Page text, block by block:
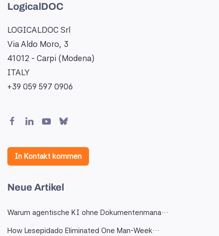
LogicalDOC
LOGICALDOC Srl
Via Aldo Moro, 3
41012 - Carpi (Modena)
ITALY
+39 059 597 0906
In Kontakt kommen
Neue Artikel
Warum agentische KI ohne Dokumentenmana…
How Lesepidado Eliminated One Man-Week…